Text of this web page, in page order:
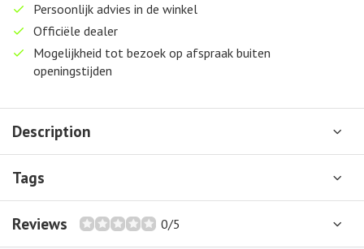
Persoonlijk advies in de winkel
Officiële dealer
Mogelijkheid tot bezoek op afspraak buiten
openingstijden
Description
Tags
Reviews 0/5